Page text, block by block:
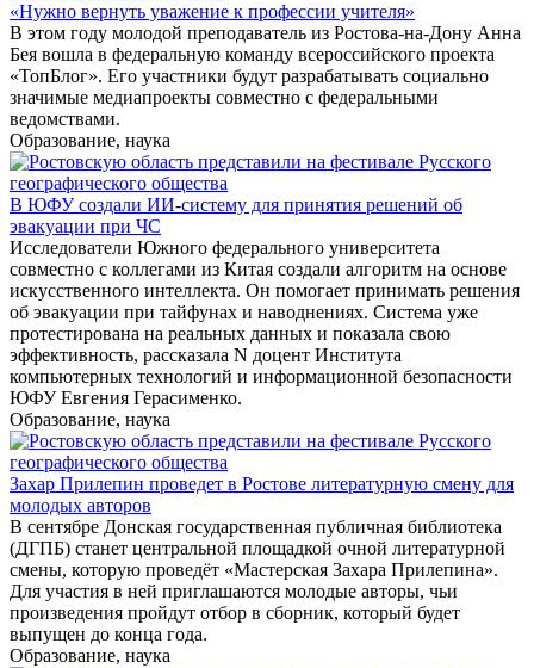
«Нужно вернуть уважение к профессии учителя»
В этом году молодой преподаватель из Ростова-на-Дону Анна
Бея вошла в федеральную команду всероссийского проекта
«ТопБлог». Его участники будут разрабатывать социально
значимые медиапроекты совместно с федеральными
ведомствами.
Образование, наука
В ЮФУ создали ИИ-систему для принятия решений об
эвакуации при ЧС
Исследователи Южного федерального университета
совместно с коллегами из Китая создали алгоритм на основе
искусственного интеллекта. Он помогает принимать решения
об эвакуации при тайфунах и наводнениях. Система уже
протестирована на реальных данных и показала свою
эффективность, рассказала N доцент Института
компьютерных технологий и информационной безопасности
ЮФУ Евгения Герасименко.
Образование, наука
Захар Прилепин проведет в Ростове литературную смену для
молодых авторов
В сентябре Донская государственная публичная библиотека
(ДГПБ) станет центральной площадкой очной литературной
смены, которую проведёт «Мастерская Захара Прилепина».
Для участия в ней приглашаются молодые авторы, чьи
произведения пройдут отбор в сборник, который будет
выпущен до конца года.
Образование, наука